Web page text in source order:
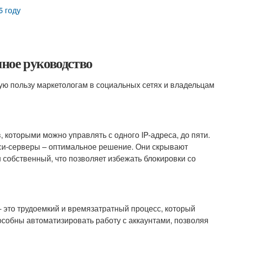
году
руководство
пользу маркетологам в социальных сетях и владельцам
можно управлять с одного IP-адреса, до пяти.
серверы – оптимальное решение. Они скрывают
что позволяет избежать блокировки со
трудоемкий и времязатратный процесс, который
автоматизировать работу с аккаунтами, позволяя